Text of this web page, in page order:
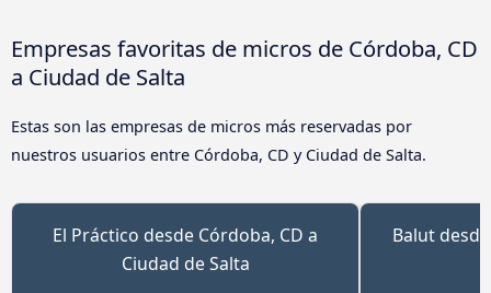
Empresas favoritas de micros de Córdoba, CD
a Ciudad de Salta
Estas son las empresas de micros más reservadas por
nuestros usuarios entre Córdoba, CD y Ciudad de Salta.
El Práctico desde Córdoba, CD a
Ciudad de Salta
Balut